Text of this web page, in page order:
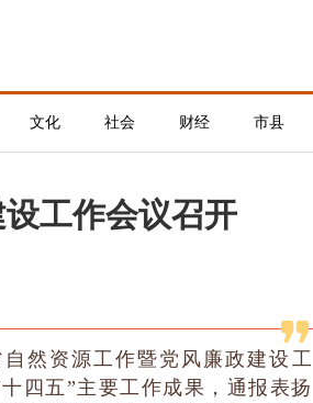
文化 社会 财经 市县
工作会议召开
然资源工作暨党风廉政建设工
四五”主要工作成果，通报表扬